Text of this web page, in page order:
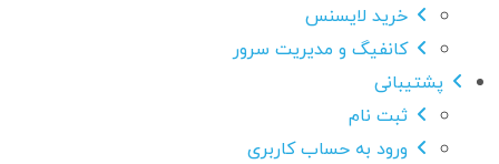
خرید لایسنس
کانفیگ و مدیریت سرور
پشتیبانی
ثبت نام
ورود به حساب کاربری